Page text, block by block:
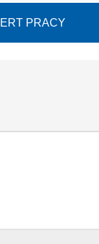
PRACY